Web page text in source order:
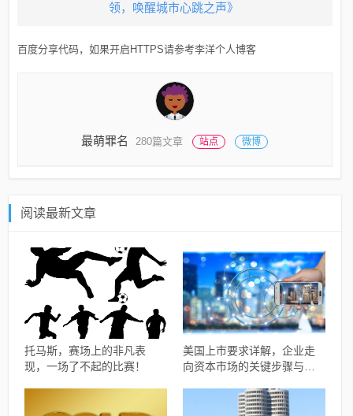
领，唤醒城市心跳之声》
百度分享代码，如果开启HTTPS请参考李洋个人博客
最萌罪名 280篇文章 站点 微博
阅读最新文章
托马斯，赛场上的非凡表
现，一场了不起的比赛！
美国上市要求详解，企业走
向资本市场的关键步骤与要